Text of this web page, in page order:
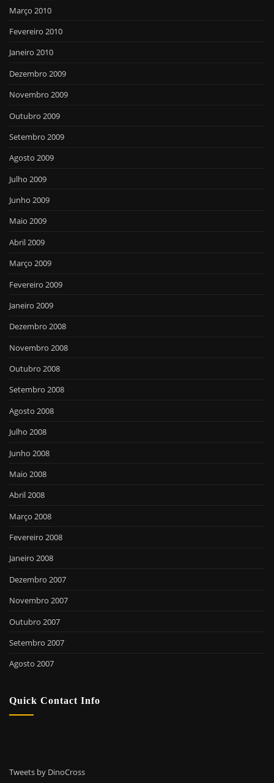
Março 2010
Fevereiro 2010
Janeiro 2010
Dezembro 2009
Novembro 2009
Outubro 2009
Setembro 2009
Agosto 2009
Julho 2009
Junho 2009
Maio 2009
Abril 2009
Março 2009
Fevereiro 2009
Janeiro 2009
Dezembro 2008
Novembro 2008
Outubro 2008
Setembro 2008
Agosto 2008
Julho 2008
Junho 2008
Maio 2008
Abril 2008
Março 2008
Fevereiro 2008
Janeiro 2008
Dezembro 2007
Novembro 2007
Outubro 2007
Setembro 2007
Agosto 2007
Quick Contact Info
Tweets by DinoCross